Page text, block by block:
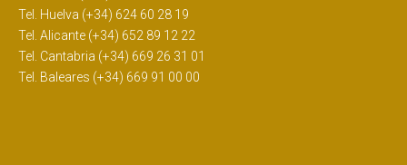
Tel. Huelva (+34) 624 60 28 19
Tel. Alicante (+34) 652 89 12 22
Tel. Cantabria (+34) 669 26 31 01
Tel. Baleares (+34) 669 91 00 00